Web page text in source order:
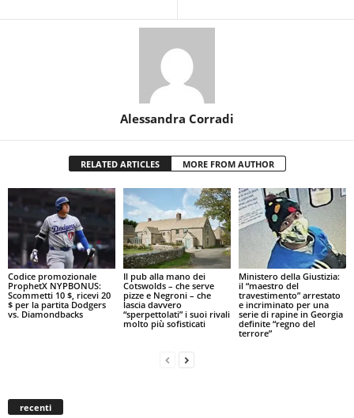
Alessandra Corradi
RELATED ARTICLES MORE FROM AUTHOR
Codice promozionale
ProphetX NYPBONUS:
Scommetti 10 $, ricevi 20
$ per la partita Dodgers
vs. Diamondbacks
Il pub alla mano dei
Cotswolds – che serve
pizze e Negroni – che
lascia davvero
“sperpettolati” i suoi rivali
molto più sofisticati
Ministero della Giustizia:
il “maestro del
travestimento” arrestato
e incriminato per una
serie di rapine in Georgia
definite “regno del
terrore”
recenti